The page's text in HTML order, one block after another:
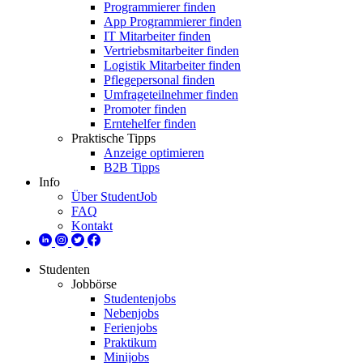
Programmierer finden
App Programmierer finden
IT Mitarbeiter finden
Vertriebsmitarbeiter finden
Logistik Mitarbeiter finden
Pflegepersonal finden
Umfrageteilnehmer finden
Promoter finden
Erntehelfer finden
Praktische Tipps
Anzeige optimieren
B2B Tipps
Info
Über StudentJob
FAQ
Kontakt
Studenten
Jobbörse
Studentenjobs
Nebenjobs
Ferienjobs
Praktikum
Minijobs